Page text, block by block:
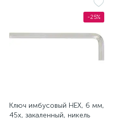
-25%
Ключ имбусовый HEX, 6 мм,
45x, закаленный, никель